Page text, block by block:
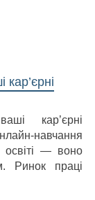
кар’єрні
навчання
освіті — воно
Ринок праці